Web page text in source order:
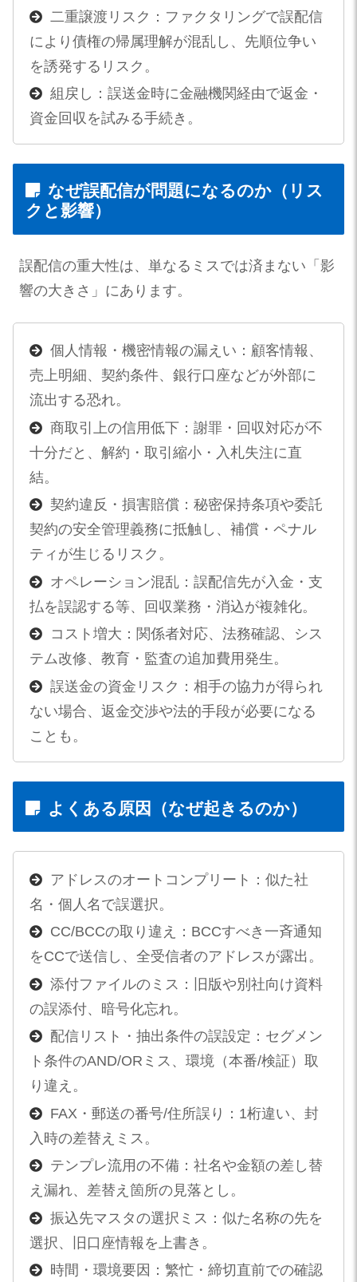
二重譲渡リスク：ファクタリングで誤配信
により債権の帰属理解が混乱し、先順位争い
を誘発するリスク。
組戻し：誤送金時に金融機関経由で返金・
資金回収を試みる手続き。
なぜ誤配信が問題になるのか（リス
クと影響）
誤配信の重大性は、単なるミスでは済まない「影
響の大きさ」にあります。
個人情報・機密情報の漏えい：顧客情報、
売上明細、契約条件、銀行口座などが外部に
流出する恐れ。
商取引上の信用低下：謝罪・回収対応が不
十分だと、解約・取引縮小・入札失注に直
結。
契約違反・損害賠償：秘密保持条項や委託
契約の安全管理義務に抵触し、補償・ペナル
ティが生じるリスク。
オペレーション混乱：誤配信先が入金・支
払を誤認する等、回収業務・消込が複雑化。
コスト増大：関係者対応、法務確認、シス
テム改修、教育・監査の追加費用発生。
誤送金の資金リスク：相手の協力が得られ
ない場合、返金交渉や法的手段が必要になる
ことも。
よくある原因（なぜ起きるのか）
アドレスのオートコンプリート：似た社
名・個人名で誤選択。
CC/BCCの取り違え：BCCすべき一斉通知
をCCで送信し、全受信者のアドレスが露出。
添付ファイルのミス：旧版や別社向け資料
の誤添付、暗号化忘れ。
配信リスト・抽出条件の誤設定：セグメン
ト条件のAND/ORミス、環境（本番/検証）取
り違え。
FAX・郵送の番号/住所誤り：1桁違い、封
入時の差替えミス。
テンプレ流用の不備：社名や金額の差し替
え漏れ、差替え箇所の見落とし。
振込先マスタの選択ミス：似た名称の先を
選択、旧口座情報を上書き。
時間・環境要因：繁忙・締切直前での確認